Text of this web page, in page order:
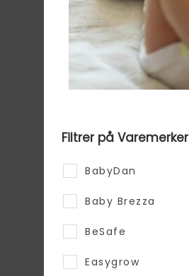
Filtrer på Varemerker
BabyDan
Baby Brezza
BeSafe
Easygrow